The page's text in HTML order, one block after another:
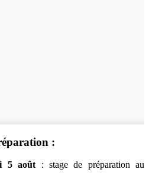
:
5 août : stage de préparation au